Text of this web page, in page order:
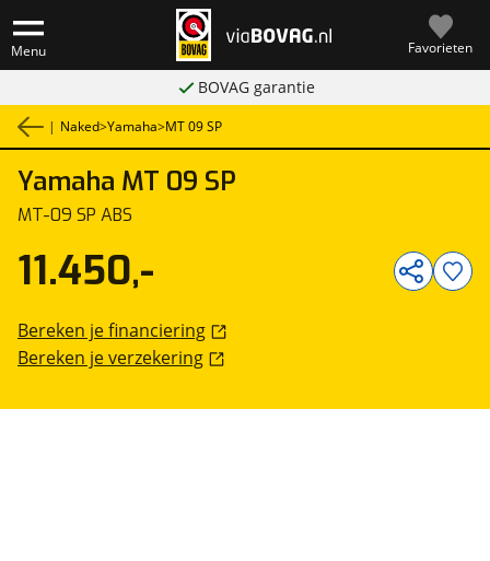
Menu Favorieten
BOVAG garantie
| Naked>Yamaha>MT 09 SP
Yamaha MT 09 SP
MT-09 SP ABS
11.450,-
Bereken je financiering
Bereken je verzekering